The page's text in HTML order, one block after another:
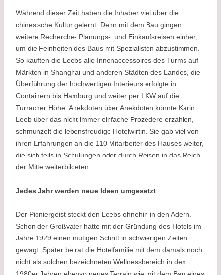
Während dieser Zeit haben die Inhaber viel über die
chinesische Kultur gelernt. Denn mit dem Bau gingen
weitere Recherche- Planungs-. und Einkaufsreisen einher,
um die Feinheiten des Baus mit Spezialisten abzustimmen.
So kauften die Leebs alle Innenaccessoires des Turms auf
Märkten in Shanghai und anderen Städten des Landes, die
Überführung der hochwertigen Interieurs erfolgte in
Containern bis Hamburg und weiter per LKW auf die
Turracher Höhe. Anekdoten über Anekdoten könnte Karin
Leeb über das nicht immer einfache Prozedere erzählen,
schmunzelt die lebensfreudige Hotelwirtin. Sie gab viel von
ihren Erfahrungen an die 110 Mitarbeiter des Hauses weiter,
die sich teils in Schulungen oder durch Reisen in das Reich
der Mitte weiterbildeten.
Jedes Jahr werden neue Ideen umgesetzt
Der Pioniergeist steckt den Leebs ohnehin in den Adern.
Schon der Großvater hatte mit der Gründung des Hotels im
Jahre 1929 einen mutigen Schritt in schwierigen Zeiten
gewagt. Später betrat die Hotelfamilie mit dem damals noch
nicht als solchen bezeichneten Wellnessbereich in den